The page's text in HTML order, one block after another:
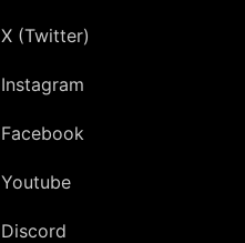
X (Twitter)
Instagram
Facebook
Youtube
Discord